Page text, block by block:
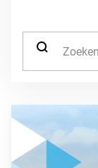
ZOEK NAAR: